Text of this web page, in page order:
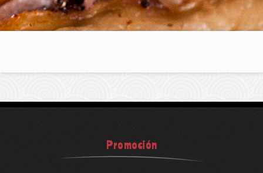
Promoción